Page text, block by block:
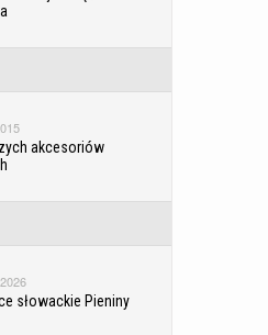
akcesoriów
słowackie Pieniny